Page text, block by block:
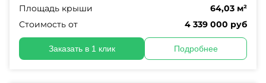
Площадь крыши
64,03 м²
Стоимость от
4 339 000 руб
Заказать в 1 клик Подробнее